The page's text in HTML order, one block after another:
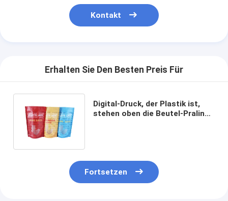
Kontakt
Erhalten Sie Den Besten Preis Für
Digital-Druck, der Plastik ist,
stehen oben die Beutel-Praline,
Fortsetzen